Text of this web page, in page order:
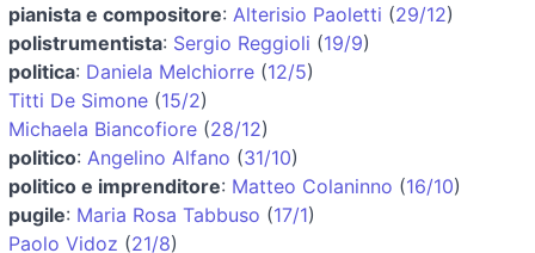
pianista e compositore: Alterisio Paoletti (29/12)
polistrumentista: Sergio Reggioli (19/9)
politica: Daniela Melchiorre (12/5)
Titti De Simone (15/2)
Michaela Biancofiore (28/12)
politico: Angelino Alfano (31/10)
politico e imprenditore: Matteo Colaninno (16/10)
pugile: Maria Rosa Tabbuso (17/1)
Paolo Vidoz (21/8)